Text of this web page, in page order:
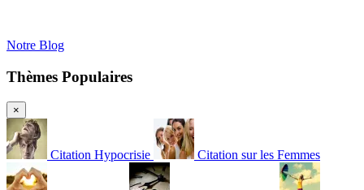
Notre Blog
Thèmes Populaires
×
Citation Hypocrisie Citation sur les Femmes